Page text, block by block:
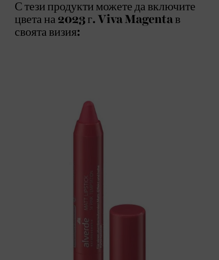
С тези продукти можете да включите
цвета на 2023 г. Viva Magenta в
своята визия: